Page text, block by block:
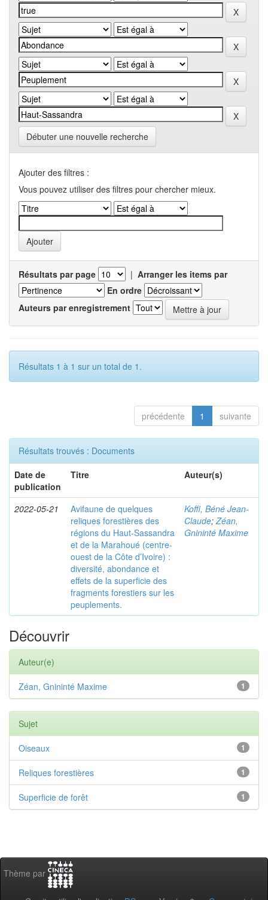
Débuter une nouvelle recherche
Ajouter des filtres :
Vous pouvez utiliser des filtres pour chercher mieux.
Résultats par page | Arranger les items par
En ordre
Auteurs par enregistrement
Résultats 1 à 1 sur un total de 1.
précédente 1 suivante
Résultats trouvés : Documents
Date de
publication
Titre Auteur(s)
2022-05-21
Avifaune de quelques
reliques forestières des
régions du Haut-Sassandra
et de la Marahoué (centre-
ouest de la Côte d’Ivoire) :
diversité, abondance et
effets de la superficie des
fragments forestiers sur les
peuplements.
Koffi, Béné Jean-
Claude; Zéan,
Gnininté Maxime
Découvrir
Auteur(e)
1
Zéan, Gnininté Maxime
Sujet
1
Oiseaux
1
Reliques forestières
1
Superficie de forêt
Thème par